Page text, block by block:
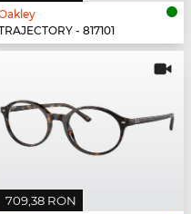
- 817101
709,38 RON